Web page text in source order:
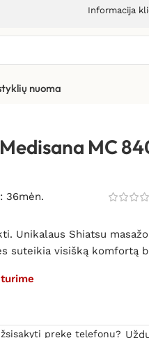
Informacija
nuoma
MC
36mėn.
Unikalaus Shiatsu
suteikia visišką komfortą
prekę telefonu?